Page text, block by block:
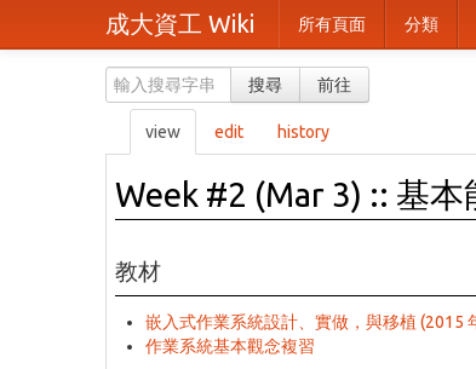
成大資工 Wiki 所有頁面 分類
搜尋 前往
view edit history
Week #2 (Mar 3) :: 基本
教材
嵌入式作業系統設計、實做，與移植 (2015
作業系統基本觀念複習